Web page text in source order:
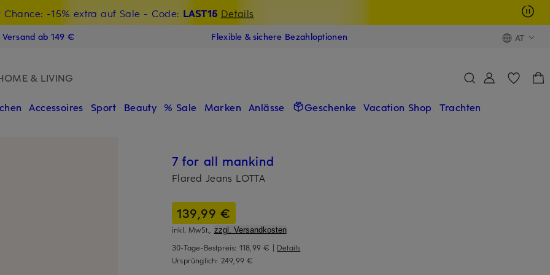
Chance: -15% extra auf Sale - Code: LAST15 Details
Willkommensgutschein mit Beyond sichern
ab 149 € Flexible & sichere Bezahloptionen AT
& LIVING
Accessoires Sport Beauty % Sale Marken Anlässe Geschenke Vacation Shop Trachten
7 for all mankind
Flared Jeans LOTTA
139,99 €
inkl. MwSt., zzgl. Versandkosten
30-Tage-Bestpreis: 118,99 € | Details
Ursprünglich: 249,99 €